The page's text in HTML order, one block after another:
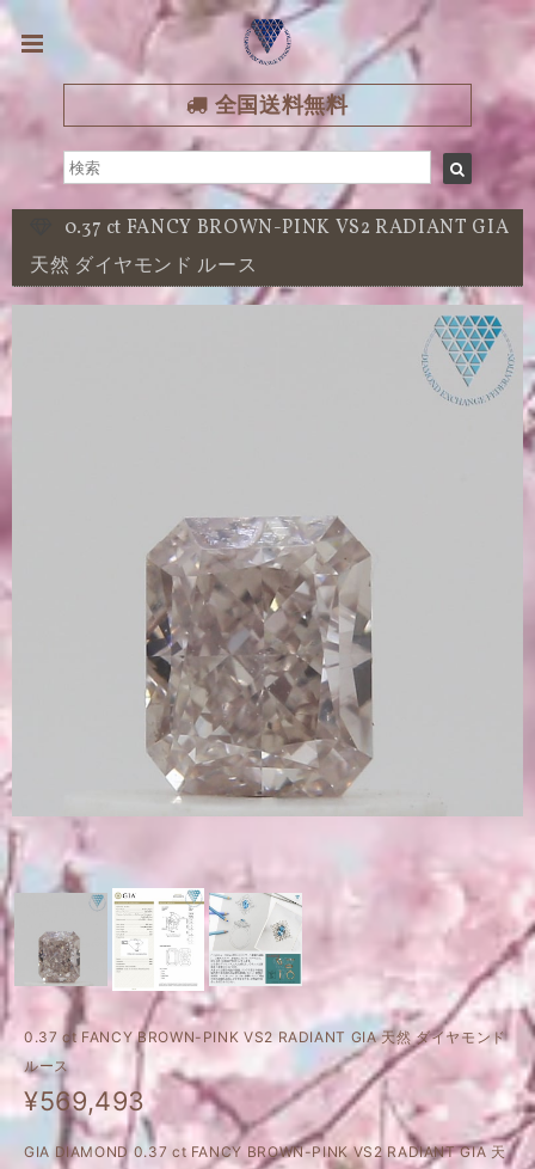
全国送料無料
0.37 ct FANCY BROWN-PINK VS2 RADIANT GIA
天然 ダイヤモンド ルース
0.37 ct FANCY BROWN-PINK VS2 RADIANT GIA 天然 ダイヤモンド
ルース
¥569,493
GIA DIAMOND 0.37 ct FANCY BROWN-PINK VS2 RADIANT GIA 天